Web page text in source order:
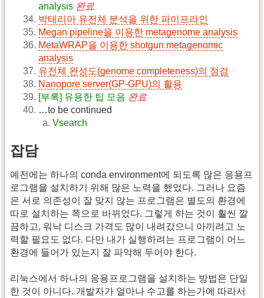
analysis 완료
박테리아 유전체 분석을 위한 파이프라인
Megan pipeline을 이용한 metagenome analysis
MetaWRAP을 이용한 shotgun metagenomic
analysis
유전체 완성도(genome completeness)의 점검
Nanopore server(GP-GPU)의 활용
[부록] 유용한 팁 모음 완료
…to be continued
Vsearch
잡담
예전에는 하나의 conda environment에 되도록 많은 응용프
로그램을 설치하기 위해 많은 노력을 했었다. 그러나 요즘
은 서로 의존성이 잘 맞지 않는 프로그램은 별도의 환경에
따로 설치하는 쪽으로 바뀌었다. 그렇게 하는 것이 훨씬 깔
끔하고, 워낙 디스크 가격도 많이 내려갔으니 아끼려고 노
력할 필요도 없다. 다만 내가 실행하려는 프로그램이 어느
환경에 들어가 있는지 잘 파악해 두어야 한다.
리눅스에서 하나의 응용프로그램을 설치하는 방법은 단일
한 것이 아니다. 개발자가 얼마나 수고를 하는가에 따라서